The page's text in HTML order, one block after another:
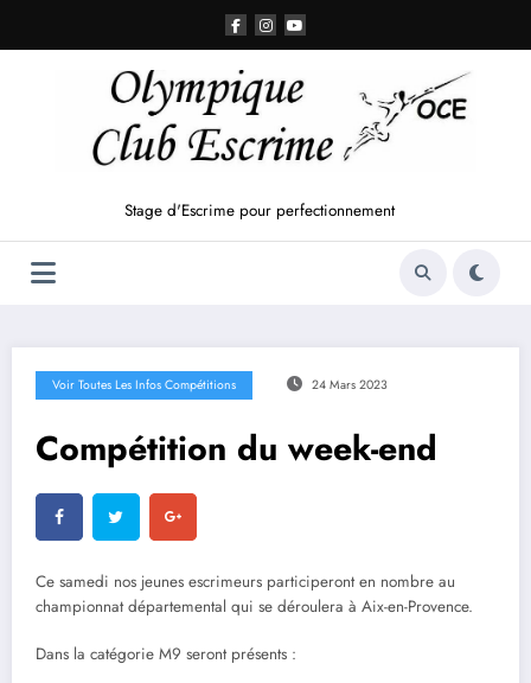
contenu
Stage d'Escrime pour perfectionnement
Voir Toutes Les Infos Compétitions 24 Mars 2023
Compétition du week-end
Ce samedi nos jeunes escrimeurs participeront en nombre au
championnat départemental qui se déroulera à Aix-en-Provence.
Dans la catégorie M9 seront présents :